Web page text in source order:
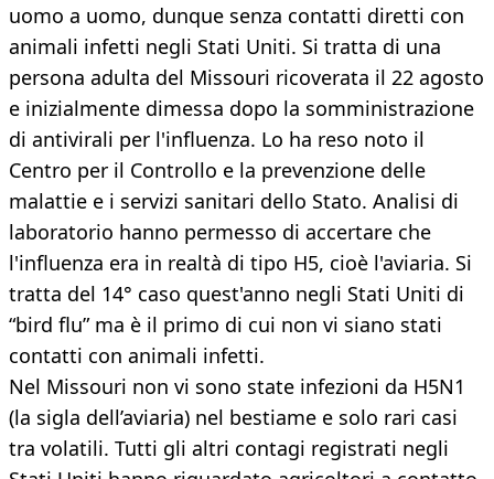
uomo a uomo, dunque senza contatti diretti con
animali infetti negli Stati Uniti. Si tratta di una
persona adulta del Missouri ricoverata il 22 agosto
e inizialmente dimessa dopo la somministrazione
di antivirali per l'influenza. Lo ha reso noto il
Centro per il Controllo e la prevenzione delle
malattie e i servizi sanitari dello Stato. Analisi di
laboratorio hanno permesso di accertare che
l'influenza era in realtà di tipo H5, cioè l'aviaria. Si
tratta del 14° caso quest'anno negli Stati Uniti di
“bird flu” ma è il primo di cui non vi siano stati
contatti con animali infetti.
Nel Missouri non vi sono state infezioni da H5N1
(la sigla dell’aviaria) nel bestiame e solo rari casi
tra volatili. Tutti gli altri contagi registrati negli